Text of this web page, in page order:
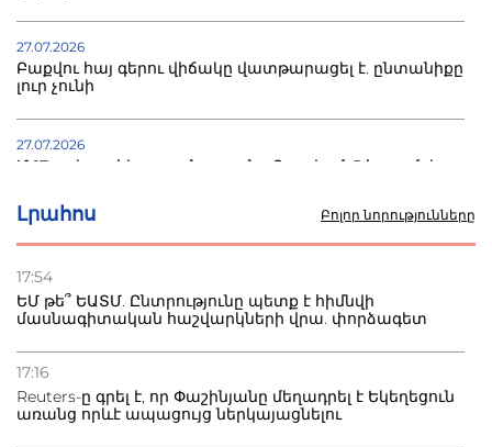
Լրահոս Բոլոր նորությունները
17:54
ԵՄ թե՞ ԵԱՏՄ. Ընտրությունը պետք է հիմնվի
մասնագիտական հաշվարկների վրա. փորձագետ
17:16
Reuters-ը գրել է, որ Փաշինյանը մեղադրել է Եկեղեցուն
առանց որևէ ապացույց ներկայացնելու
27.07.2026
Բաքվու հայ գերու վիճակը վատթարացել է. ընտանիքը
լուր չունի
27.07.2026
Մ-17 աշխարհի առաջնությունը Բաքվում. 5 հայ ըմբիշ
22.07.2026
տուժածներ կան
բնակվել Ռուսաստանում